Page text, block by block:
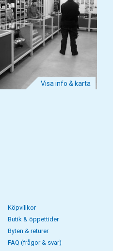
Visa info & karta
Köpvillkor
Butik & öppettider
Byten & returer
FAQ (frågor & svar)